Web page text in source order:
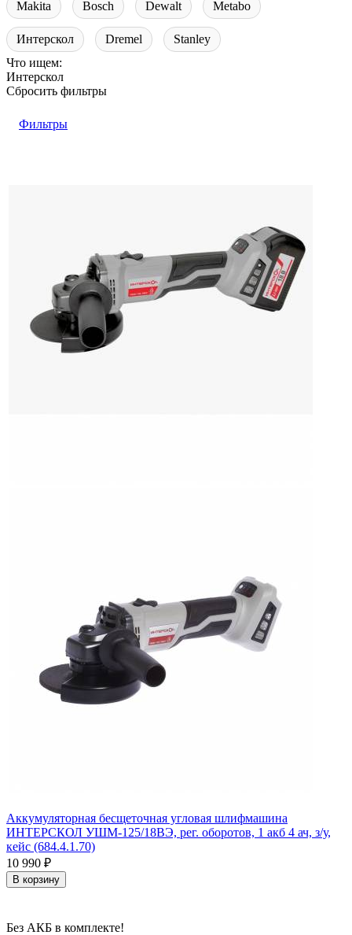
Makita Bosch Dewalt Metabo
Интерскол Dremel
Stanley
Что ищем:
Интерскол
Сбросить фильтры
Фильтры
Аккумуляторная бесщеточная угловая шлифмашина
ИНТЕРСКОЛ УШМ-125/18ВЭ, рег. оборотов, 1 акб 4 ач, з/у,
кейс (684.4.1.70)
10 990 ₽
В корзину
Без АКБ в комплекте!